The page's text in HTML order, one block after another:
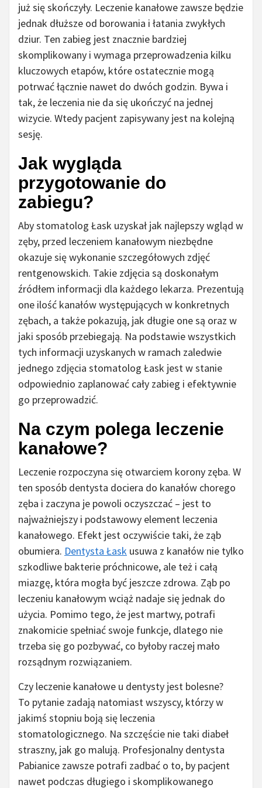
już się skończyły. Leczenie kanałowe zawsze będzie
jednak dłuższe od borowania i łatania zwykłych
dziur. Ten zabieg jest znacznie bardziej
skomplikowany i wymaga przeprowadzenia kilku
kluczowych etapów, które ostatecznie mogą
potrwać łącznie nawet do dwóch godzin. Bywa i
tak, że leczenia nie da się ukończyć na jednej
wizycie. Wtedy pacjent zapisywany jest na kolejną
sesję.
Jak wygląda
przygotowanie do
zabiegu?
Aby stomatolog Łask uzyskał jak najlepszy wgląd w
zęby, przed leczeniem kanałowym niezbędne
okazuje się wykonanie szczegółowych zdjęć
rentgenowskich. Takie zdjęcia są doskonałym
źródłem informacji dla każdego lekarza. Prezentują
one ilość kanałów występujących w konkretnych
zębach, a także pokazują, jak długie one są oraz w
jaki sposób przebiegają. Na podstawie wszystkich
tych informacji uzyskanych w ramach zaledwie
jednego zdjęcia stomatolog Łask jest w stanie
odpowiednio zaplanować cały zabieg i efektywnie
go przeprowadzić.
Na czym polega leczenie
kanałowe?
Leczenie rozpoczyna się otwarciem korony zęba. W
ten sposób dentysta dociera do kanałów chorego
zęba i zaczyna je powoli oczyszczać – jest to
najważniejszy i podstawowy element leczenia
kanałowego. Efekt jest oczywiście taki, że ząb
obumiera. Dentysta Łask usuwa z kanałów nie tylko
szkodliwe bakterie próchnicowe, ale też i całą
miazgę, która mogła być jeszcze zdrowa. Ząb po
leczeniu kanałowym wciąż nadaje się jednak do
użycia. Pomimo tego, że jest martwy, potrafi
znakomicie spełniać swoje funkcje, dlatego nie
trzeba się go pozbywać, co byłoby raczej mało
rozsądnym rozwiązaniem.
Czy leczenie kanałowe u dentysty jest bolesne?
To pytanie zadają natomiast wszyscy, którzy w
jakimś stopniu boją się leczenia
stomatologicznego. Na szczęście nie taki diabeł
straszny, jak go malują. Profesjonalny dentysta
Pabianice zawsze potrafi zadbać o to, by pacjent
nawet podczas długiego i skomplikowanego